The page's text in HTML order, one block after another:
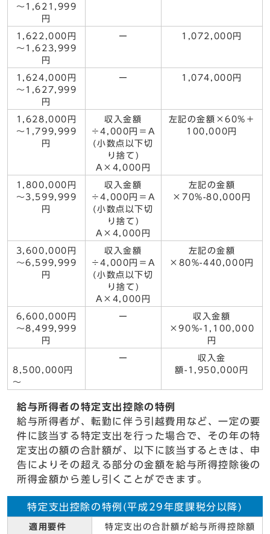
～1,621,999
円
1,622,000円
～1,623,999
円
ー 1,072,000円
1,624,000円
～1,627,999
円
ー 1,074,000円
1,628,000円
～1,799,999
円
収入金額
÷4,000円＝A
(小数点以下切
り捨て)
A×4,000円
左記の金額×60%＋
100,000円
1,800,000円
～3,599,999
円
収入金額
÷4,000円＝A
(小数点以下切
り捨て)
A×4,000円
左記の金額
×70%-80,000円
3,600,000円
～6,599,999
円
収入金額
÷4,000円＝A
(小数点以下切
り捨て)
A×4,000円
左記の金額
×80%-440,000円
6,600,000円
～8,499,999
円
ー
収入金額
×90%-1,100,000
円
8,500,000円
～
ー
収入金
額-1,950,000円
給与所得者の特定支出控除の特例
給与所得者が、転勤に伴う引越費用など、一定の要
件に該当する特定支出を行った場合で、その年の特
定支出の額の合計額が、以下に該当するときは、申
告によりその超える部分の金額を給与所得控除後の
所得金額から差し引くことができます。
特定支出控除の特例(平成29年度課税分以降)
適用要件
特定支出の合計額が給与所得控除額